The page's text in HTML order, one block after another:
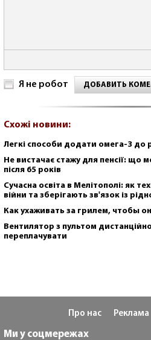
Я не робот ДОБАВИТЬ
Схожі новини:
Легкі способи додати омега-3 до
Не вистачає стажу для пенсії: що
після 65 років
Сучасна освіта в Мелітополі: як
війни та зберігають зв'язок із
Как ухаживать за грилем, чтобы
Вентилятор з пультом
переплачувати
Про нас Реклама
Ми у соцмережах